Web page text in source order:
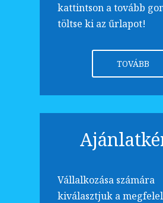
kattintson a tovább
töltse ki az űrlapot!
TOVÁBB
Vállalkozása számára
kiválasztjuk a